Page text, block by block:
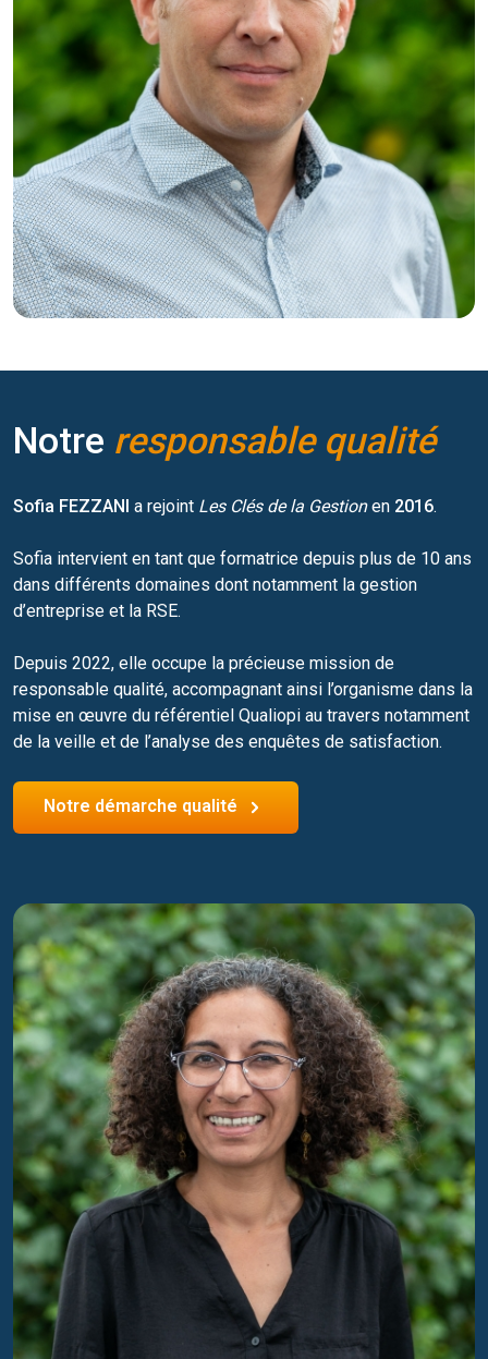
Notre responsable qualité
Sofia FEZZANI a rejoint Les Clés de la Gestionen 2016.
Sofia intervient en tant que formatrice depuis plus de 10 ans
dans différents domaines dont notamment la gestion
d’entreprise et la RSE.
Depuis 2022, elle occupe la précieuse mission de
responsable qualité, accompagnant ainsi l’organisme dans la
mise en œuvre du référentiel Qualiopi au travers notamment
de la veille et de l’analyse des enquêtes de satisfaction.
Notre démarche qualité